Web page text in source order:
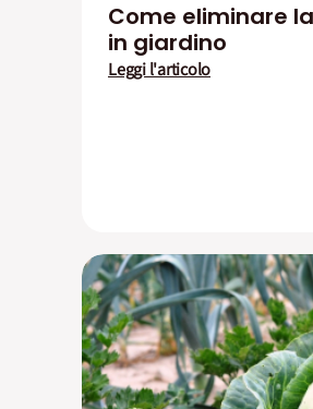
Come eliminare
in giardino
Leggi l'articolo